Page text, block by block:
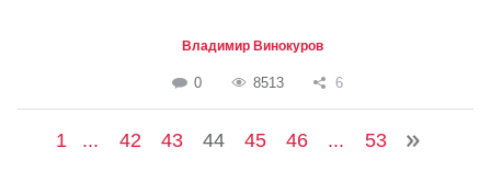
Владимир Винокуров
0 8513 6
1 ... 42 43 44 45 46 ... 53